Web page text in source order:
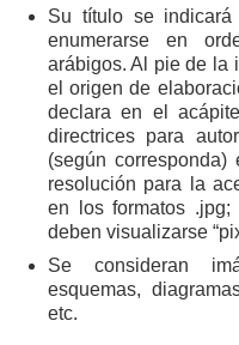
Su título se
enumerarse en
arábigos. Al pie de la
el origen de
declara en el
directrices para
(según
resolución para la
en los formatos
deben visualizarse
Se consideran
esquemas,
etc.